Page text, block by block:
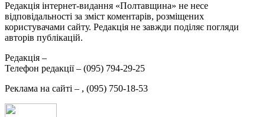
Редакція інтернет-видання «Полтавщина» не несе
відповідальності за зміст коментарів, розміщених
користувачами сайту. Редакція не завжди поділяє погляди
авторів публікацій.
Редакція –
Телефон редакції – (095) 794-29-25
Реклама на сайті – , (095) 750-18-53